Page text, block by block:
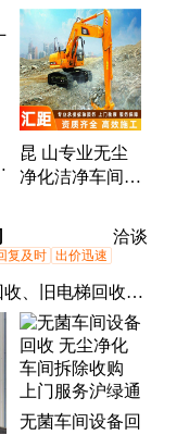
昆 山专业无尘
净化洁净车间彩
地坪施工清运
洽谈
复及时 出价迅速
、旧电梯回收、
器人回收、变压
无菌车间设备回